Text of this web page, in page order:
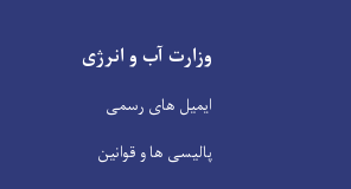
وزارت آب و انرژی
ایمیل های رسمی
پالیسی ها و قوانین